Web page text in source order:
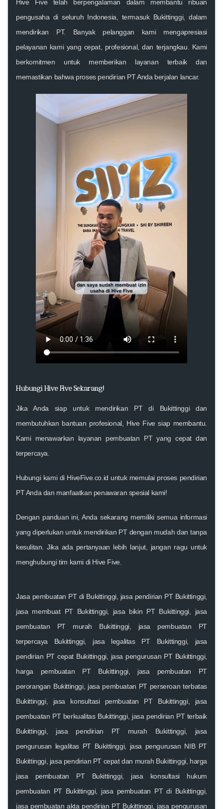
Hive Five telah berpengalaman dalam membantu ribuan
pengusaha di seluruh Indonesia, termasuk Bukittinggi, dalam
mendirikan PT. Banyak pelanggan kami mengapresiasi
pelayanan kami yang cepat, profesional, dan terjangkau. Kami
berkomitmen untuk memberikan layanan terbaik dan
memastikan bahwa proses pendirian PT Anda berjalan lancar.
Hubungi Hive Five Sekarang!
Jika Anda siap untuk mendirikan PT di Bukittinggi dan
membutuhkan bantuan profesional, Hive Five siap membantu.
Kami menawarkan layanan pembuatan PT yang cepat dan
terpercaya.
Hubungi kami di HiveFive.co.id untuk memulai proses pendirian
PT Anda dan manfaatkan penawaran spesial kami!
Dengan panduan ini, Anda sekarang memiliki semua informasi
yang diperlukan untuk mendirikan PT dengan mudah dan tanpa
kesulitan. Jika ada pertanyaan lebih lanjut, jangan ragu untuk
menghubungi tim kami di Hive Five.
Jasa pembuatan PT di Bukittinggi, jasa pendirian PT Bukittinggi,
jasa membuat PT Bukittinggi, jasa bikin PT Bukittinggi, jasa
pembuatan PT murah Bukittinggi, jasa pembuatan PT
terpercaya Bukittinggi, jasa legalitas PT Bukittinggi, jasa
pendirian PT cepat Bukittinggi, jasa pengurusan PT Bukittinggi,
harga pembuatan PT Bukittinggi, jasa pembuatan PT
perorangan Bukittinggi, jasa pembuatan PT perseroan terbatas
Bukittinggi, jasa konsultasi pembuatan PT Bukittinggi, jasa
pembuatan PT berkualitas Bukittinggi, jasa pendirian PT terbaik
Bukittinggi, jasa pendirian PT murah Bukittinggi, jasa
pengurusan legalitas PT Bukittinggi, jasa pengurusan NIB PT
Bukittinggi, jasa pendirian PT cepat dan murah Bukittinggi, harga
jasa pembuatan PT Bukittinggi, jasa konsultasi hukum
pembuatan PT Bukittinggi, jasa pembuatan PT di Bukittinggi,
jasa pembuatan akta pendirian PT Bukittinggi, jasa pengurusan